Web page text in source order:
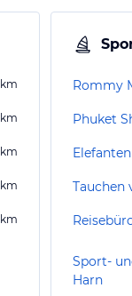
km
km
km
km
km
Rommy
Phuket
Tauchen
Sport-
Harn